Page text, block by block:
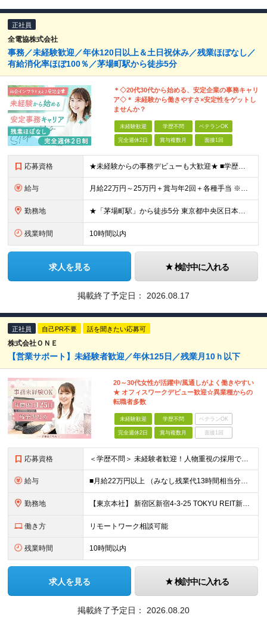
正社員
全電協株式会社
事務／未経験歓迎／年休120日以上＆土日祝休み／残業ほぼなし／
有給消化率ほぼ100％／茅場町駅から徒歩5分
＊◇20代30代から始める、安定企業の事務キャリ
ア◇＊ 未経験から働きやすさ×安定性をゲットし
ませんか？
未経験歓迎 学歴不問 ベテランOK
完全週休2日 賞与複数月 面接1回
応募資格 ★未経験からの事務デビューも大歓迎★ ■学歴不問 ■基本的なパソコン操作（Excel等）・メール対応ができる方
給与 月給22万円～25万円＋賞与年2回＋各種手当 ※スキル・経験・能力を考慮して決定します。 ※残業代については面接時にご相談いたします ※試用期間3カ月あり（給与・待遇に変更はありません）
勤務地 ★「茅場町駅」から徒歩5分 東京都中央区日本橋茅場町2丁目1-13 ※(変更の範囲)上記を除く当社関連勤務地
残業時間 10時間以内
求人を見る 検討中に入れる
掲載終了予定日： 2026.08.17
正社員 自己PR不要 話を聞きたい応募可
株式会社ＯＮＥ
【営業サポート】未経験者歓迎／年休125日／残業月10ｈ以下
20～30代女性が活躍中/風通しがよく働きやすい
★ オフィスワークデビュー歓迎☆異業種からの
転職者多数
未経験歓迎 学歴不問 ベテランOK
完全週休2日 賞与複数月 面接1回
応募資格 ＜学歴不問＞ 未経験者歓迎！人物重視の採用です！ ◎社会人経験がある方（業種・職種不問） ◎基本的なPCスキルをお持ちの方 └Excelは関数やグラフ作成などできなくても大丈夫です。
給与 ■月給22万円以上 （みなし残業代13時間相当分／2万円を含む） ※上記を越えた場合は、別途支給 ※試用期間6ヶ月あり（待遇面の変動なし） 【固定残業代について】 固定残業13時間分（20,000円
勤務地 【東京本社】 新宿区新宿4-3-25 TOKYU REIT新宿ビル4F ※(変更の範囲)上記を除く当社関連勤務地
働き方 リモートワーク相談可能
残業時間 10時間以内
求人を見る 検討中に入れる
掲載終了予定日： 2026.08.20